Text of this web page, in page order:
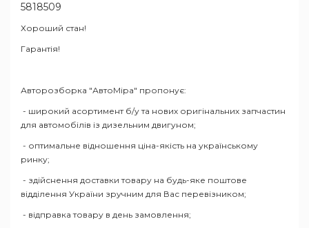
5818509
Хороший стан!
Гарантія!
Авторозборка "АвтоМіра" пропонує:
- широкий асортимент б/у та нових оригінальних запчастин
для автомобілів із дизельним двигуном;
- оптимальне відношення ціна-якість на українському
ринку;
- здійснення доставки товару на будь-яке поштове
відділення України зручним для Вас перевізником;
- відправка товару в день замовлення;